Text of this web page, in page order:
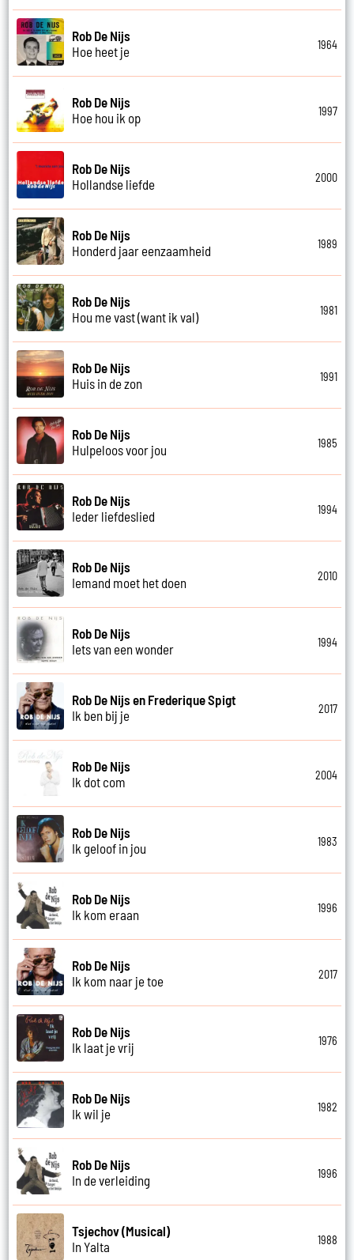
Rob De Nijs
Hoe heet je
1964
Rob De Nijs
Hoe hou ik op
1997
Rob De Nijs
Hollandse liefde
2000
Rob De Nijs
Honderd jaar eenzaamheid
1989
Rob De Nijs
Hou me vast (want ik val)
1981
Rob De Nijs
Huis in de zon
1991
Rob De Nijs
Hulpeloos voor jou
1985
Rob De Nijs
Ieder liefdeslied
1994
Rob De Nijs
Iemand moet het doen
2010
Rob De Nijs
Iets van een wonder
1994
Rob De Nijs en Frederique Spigt
Ik ben bij je
2017
Rob De Nijs
Ik dot com
2004
Rob De Nijs
Ik geloof in jou
1983
Rob De Nijs
Ik kom eraan
1996
Rob De Nijs
Ik kom naar je toe
2017
Rob De Nijs
Ik laat je vrij
1976
Rob De Nijs
Ik wil je
1982
Rob De Nijs
In de verleiding
1996
Tsjechov (Musical)
In Yalta
1988